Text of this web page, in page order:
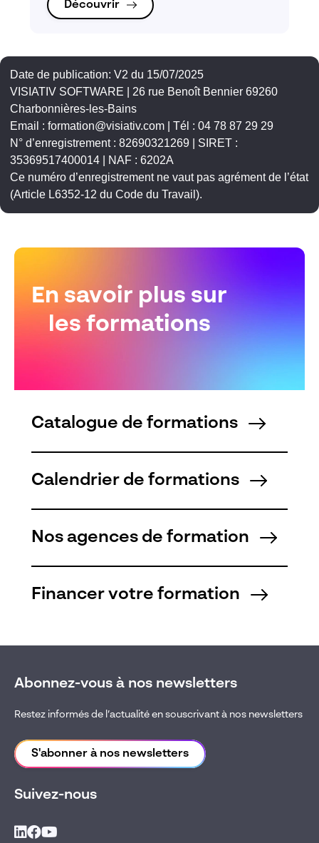
Découvrir
Date de publication: V2 du 15/07/2025
VISIATIV SOFTWARE | 26 rue Benoît Bennier 69260
Charbonnières-les-Bains
Email : formation@visiativ.com | Tél : 04 78 87 29 29
N° d’enregistrement : 82690321269 | SIRET :
35369517400014 | NAF : 6202A
Ce numéro d’enregistrement ne vaut pas agrément de l’état
(Article L6352-12 du Code du Travail).
En savoir plus sur
les formations
Catalogue de formations
Calendrier de formations
Nos agences de formation
Financer votre formation
Abonnez-vous à nos newsletters
Restez informés de l’actualité en souscrivant à nos newsletters
S'abonner à nos newsletters
Suivez-nous